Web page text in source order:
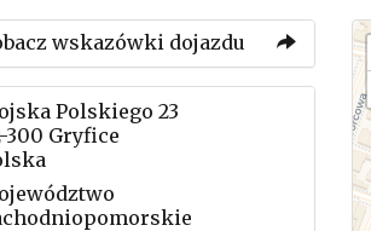
wskazówki dojazdu
Polskiego 23
300 Gryfice